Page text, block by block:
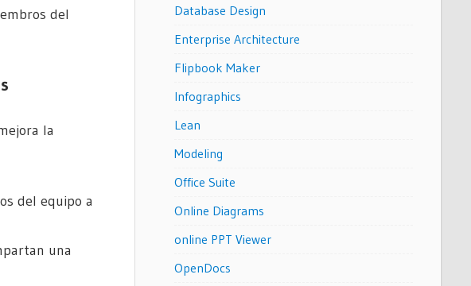
del
la
del equipo a
una
Database Design
Enterprise Architecture
Flipbook Maker
Infographics
Lean
Modeling
Office Suite
Online Diagrams
online PPT Viewer
OpenDocs